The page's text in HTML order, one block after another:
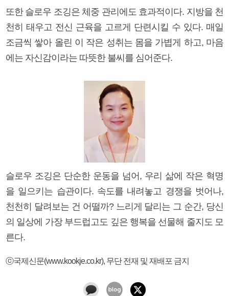
또한 슬로우 조깅은 체중 관리에도 효과적이다. 지방을 천
천히 태우고 전신 근육을 고르게 단련시킬 수 있다. 매일
조금씩 쌓아 올린 이 작은 성취는 몸을 가볍게 하고, 마음
에는 자신감이라는 따뜻한 불씨를 심어준다.
슬로우 조깅은 단순한 운동을 넘어, 우리 삶에 작은 혁명
을 일으키는 습관이다. 속도를 내려놓고 경쟁을 벗어나,
천천히 달려보는 건 어떨까? 느리게 달리는 그 순간, 당신
의 일상에 가장 부드럽고도 깊은 행복을 선물해 줄지도 모
른다.
ⓒ국제신문(www.kookje.co.kr), 무단 전재 및 재배포 금지